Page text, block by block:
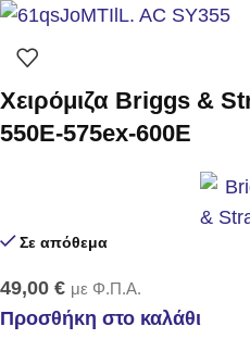
Χειρόμιζα Briggs &
550E-575ex-600E
Σε απόθεμα
49,00 € με Φ.Π.Α.
Προσθήκη στο καλάθι